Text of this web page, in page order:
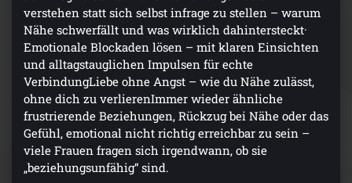
verstehen statt sich selbst infrage zu stellen – warum
Nähe schwerfällt und was wirklich dahintersteckt·
Emotionale Blockaden lösen – mit klaren Einsichten
und alltagstauglichen Impulsen für echte
VerbindungLiebe ohne Angst – wie du Nähe zulässt,
ohne dich zu verlierenImmer wieder ähnliche
frustrierende Beziehungen, Rückzug bei Nähe oder das
Gefühl, emotional nicht richtig erreichbar zu sein –
viele Frauen fragen sich irgendwann, ob sie
„beziehungsunfähig“ sind.